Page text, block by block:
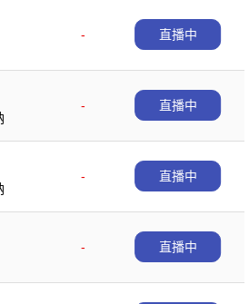
-
直播中
-
直播中
-
直播中
-
直播中